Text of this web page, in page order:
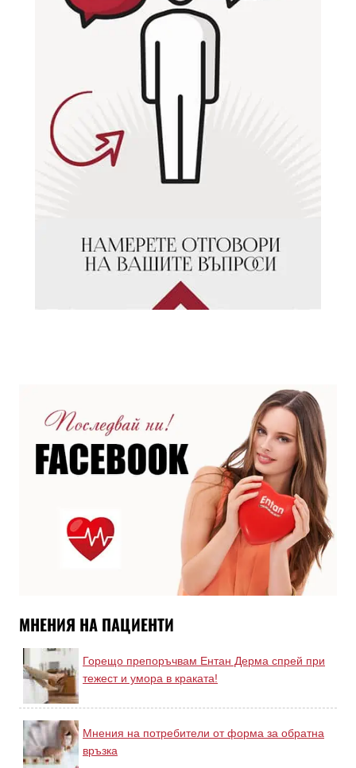
МНЕНИЯ НА ПАЦИЕНТИ
Горещо препоръчвам Ентан Дерма спрей при
тежест и умора в краката!
Мнения на потребители от форма за обратна
връзка